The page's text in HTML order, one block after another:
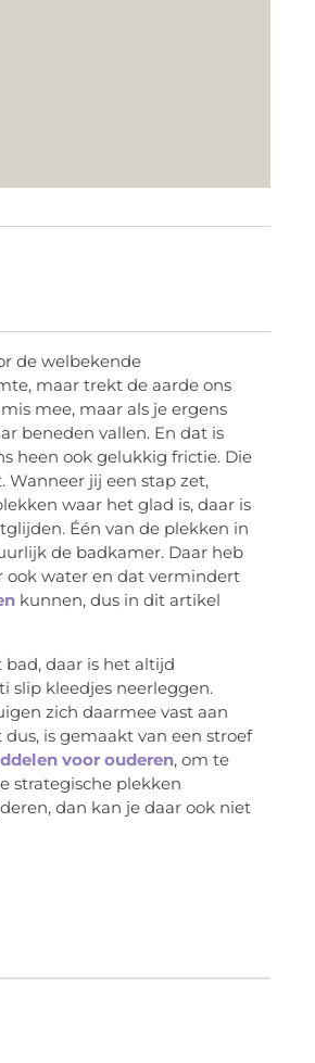
de welbekende
maar trekt de aarde ons
mee, maar als je ergens
beneden vallen. En dat is
heen ook gelukkig frictie. Die
Wanneer jij een stap zet,
waar het glad is, daar is
Één van de plekken in
de badkamer. Daar heb
ook water en dat vermindert
kunnen, dus in dit artikel
daar is het altijd
slip kleedjes neerleggen.
zich daarmee vast aan
is gemaakt van een stroef
voor ouderen, om te
strategische plekken
dan kan je daar ook niet